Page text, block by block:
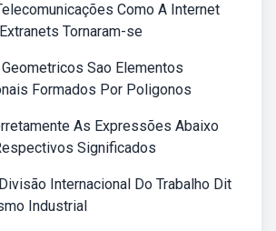
Como A Internet
Tornaram-se
Sao Elementos
Formados Por Poligonos
As Expressões Abaixo
Significados
Internacional Do Trabalho Dit
Industrial